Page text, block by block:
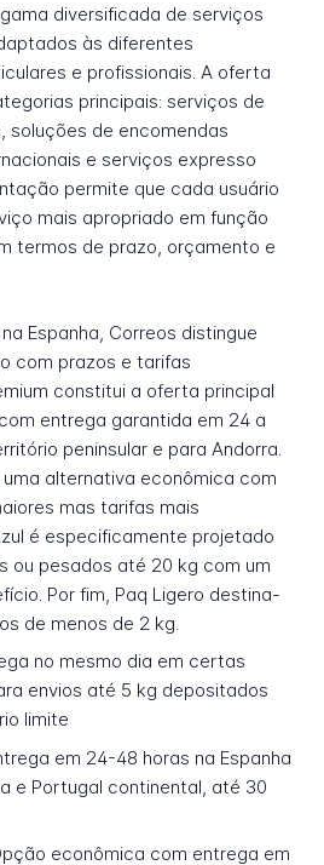
diversificada de serviços
às diferentes
e profissionais. A oferta
principais: serviços de
soluções de encomendas
e serviços expresso
permite que cada usuário
mais apropriado em função
termos de prazo, orçamento e
Espanha, Correos distingue
com prazos e tarifas
constitui a oferta principal
entrega garantida em 24 a
peninsular e para Andorra.
alternativa econômica com
mas tarifas mais
é especificamente projetado
ou pesados até 20 kg com um
Por fim, Paq Ligero destina-
de menos de 2 kg.
no mesmo dia em certas
envios até 5 kg depositados
limite
em 24-48 horas na Espanha
e Portugal continental, até 30
econômica com entrega em